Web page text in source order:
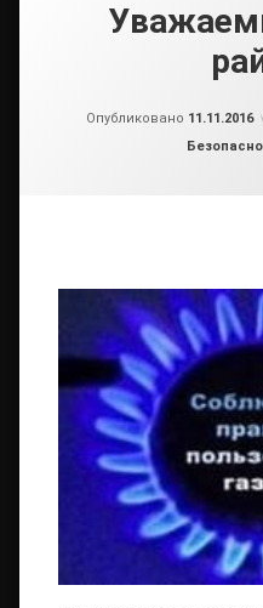
Опубликовано 11.11.2016
Рубрики: